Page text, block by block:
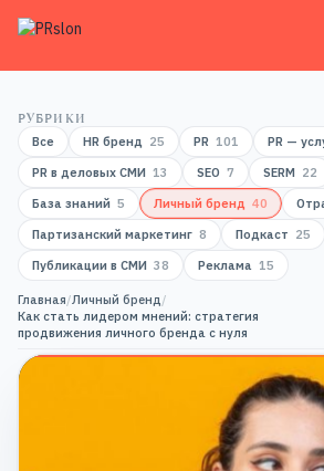
РУБРИКИ
Все
HR бренд 25 PR 101 PR —
PR в деловых СМИ 13 SEO 7 SERM 22
База знаний 5 Личный бренд 40
Партизанский маркетинг 8 Подкаст 25
Публикации в СМИ 38 Реклама 15
Главная/Личный бренд/
Как стать лидером мнений: стратегия
продвижения личного бренда с нуля